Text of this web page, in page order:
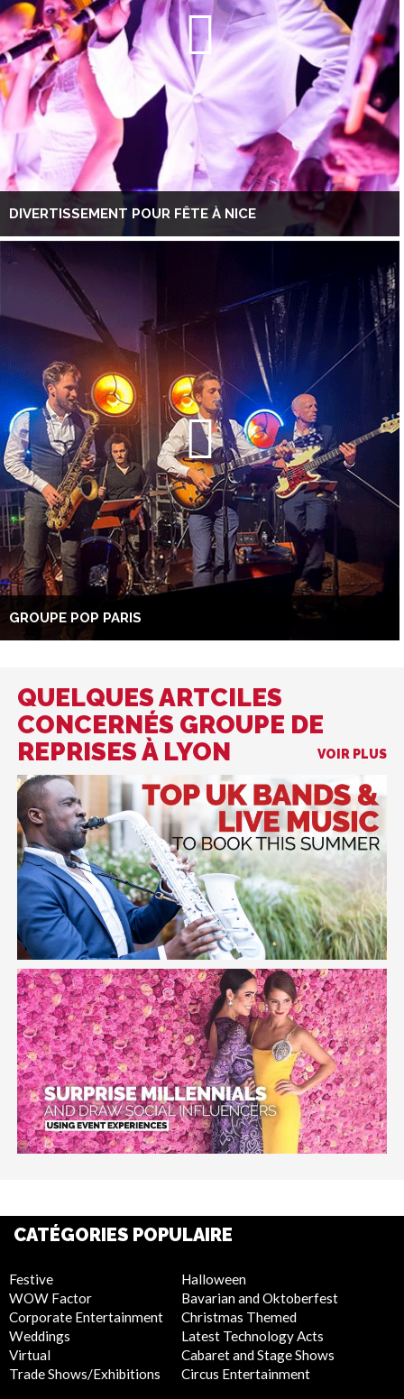
DIVERTISSEMENT POUR FÊTE À NICE
GROUPE POP PARIS
QUELQUES ARTCILES
CONCERNÉS GROUPE DE
REPRISES À LYON
VOIR PLUS
CATÉGORIES POPULAIRE
Festive
WOW Factor
Corporate Entertainment
Weddings
Virtual
Trade Shows/Exhibitions
Halloween
Bavarian and Oktoberfest
Christmas Themed
Latest Technology Acts
Cabaret and Stage Shows
Circus Entertainment